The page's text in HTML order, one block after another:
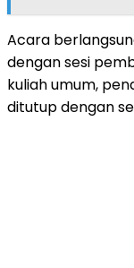
Acara
dengan sesi
kuliah umum,
ditutup dengan